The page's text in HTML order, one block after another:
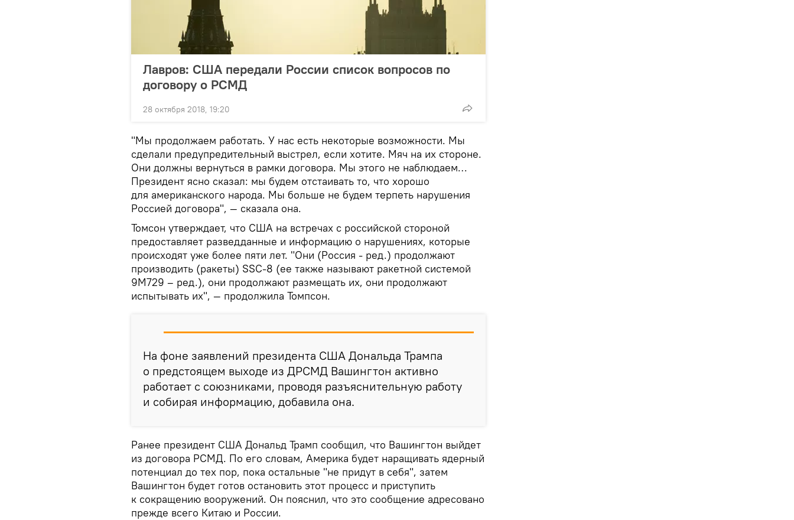
Лавров: США передали России список вопросов по
договору о РСМД
28 октября 2018, 19:20
"Мы продолжаем работать. У нас есть некоторые возможности. Мы
сделали предупредительный выстрел, если хотите. Мяч на их стороне.
Они должны вернуться в рамки договора. Мы этого не наблюдаем…
Президент ясно сказал: мы будем отстаивать то, что хорошо
для американского народа. Мы больше не будем терпеть нарушения
Россией договора", — сказала она.
Томсон утверждает, что США на встречах с российской стороной
предоставляет разведданные и информацию о нарушениях, которые
происходят уже более пяти лет. "Они (Россия - ред.) продолжают
производить (ракеты) SSC-8 (ее также называют ракетной системой
9M729 – ред.), они продолжают размещать их, они продолжают
испытывать их", — продолжила Томпсон.
На фоне заявлений президента США Дональда Трампа
о предстоящем выходе из ДРСМД Вашингтон активно
работает с союзниками, проводя разъяснительную работу
и собирая информацию, добавила она.
Ранее президент США Дональд Трамп сообщил, что Вашингтон выйдет
из договора РСМД. По его словам, Америка будет наращивать ядерный
потенциал до тех пор, пока остальные "не придут в себя", затем
Вашингтон будет готов остановить этот процесс и приступить
к сокращению вооружений. Он пояснил, что это сообщение адресовано
прежде всего Китаю и России.